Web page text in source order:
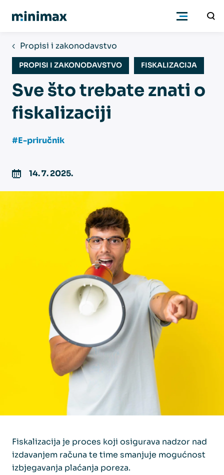
Poduzetnici
Računovođe
Program
Propisi i zakonodavstvo
PROPISI I ZAKONODAVSTVO FISKALIZACIJA
Sve što trebate znati o
fiskalizaciji
#E-priručnik
14. 7. 2025.
Fiskalizacija je proces koji osigurava nadzor nad
izdavanjem računa te time smanjuje mogućnost
izbjegavanja plaćanja poreza.